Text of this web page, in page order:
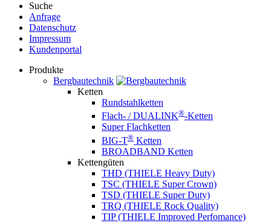
Suche
Anfrage
Datenschutz
Impressum
Kundenportal
Produkte
Bergbautechnik
Ketten
Rundstahlketten
Flach- / DUALINK®-Ketten
Super Flachketten
BIG-T® Ketten
BROADBAND Ketten
Kettengüten
THD (THIELE Heavy Duty)
TSC (THIELE Super Crown)
TSD (THIELE Super Duty)
TRQ (THIELE Rock Quality)
TIP (THIELE Improved Perfomance)